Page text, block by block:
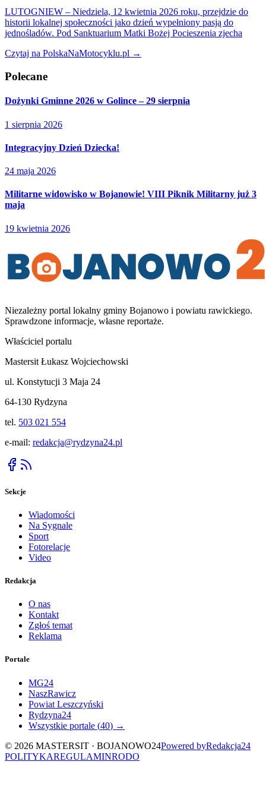
LUTOGNIEW – Niedziela, 12 kwietnia 2026 roku, przejdzie do
historii lokalnej społeczności jako dzień wypełniony pasją do
jednośladów. Pod Sanktuarium Matki Bożej Pocieszenia zjecha
Czytaj na PolskaNaMotocyklu.pl →
Polecane
Dożynki Gminne 2026 w Golince – 29 sierpnia
1 sierpnia 2026
Integracyjny Dzień Dziecka!
24 maja 2026
Militarne widowisko w Bojanowie! VIII Piknik Militarny już 3
maja
19 kwietnia 2026
Niezależny portal lokalny gminy Bojanowo i powiatu rawickiego.
Sprawdzone informacje, własne reportaże.
Właściciel portalu
Mastersit Łukasz Wojciechowski
ul. Konstytucji 3 Maja 24
64-130 Rydzyna
tel. 503 021 554
e-mail: redakcja@rydzyna24.pl
Sekcje
Wiadomości
Na Sygnale
Sport
Fotorelacje
Video
Redakcja
O nas
Kontakt
Zgłoś temat
Reklama
Portale
MG24
NaszRawicz
Powiat Leszczyński
Rydzyna24
Wszystkie portale (40) →
© 2026 MASTERSIT · BOJANOWO24Powered byRedakcja24
POLITYKAREGULAMINRODO